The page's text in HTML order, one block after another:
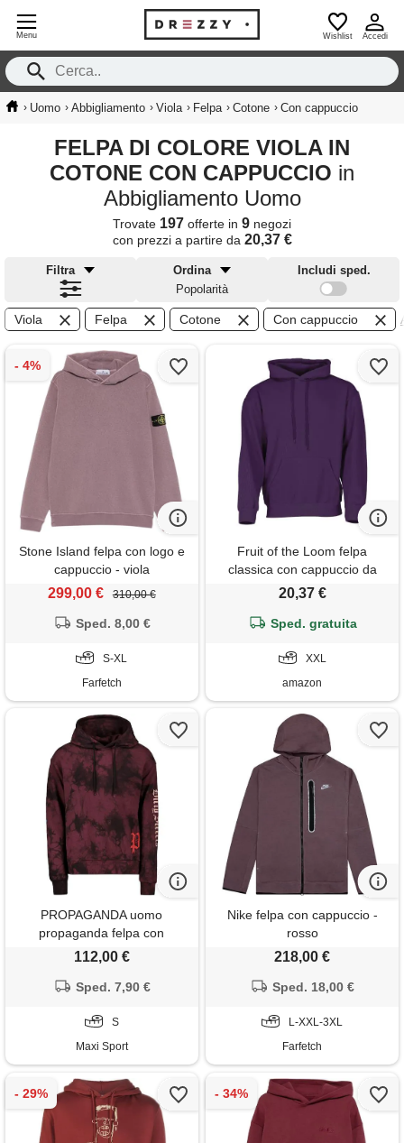
Menu Wishlist Accedi
› Uomo › Abbigliamento › Viola › Felpa › Cotone › Con cappuccio
FELPA DI COLORE VIOLA IN
COTONE CON CAPPUCCIO in
Abbigliamento Uomo
Trovate 197 offerte in 9 negozi
con prezzi a partire da 20,37 €
Filtra
Ordina
Popolarità
Includi sped.
Viola Felpa Cotone Con cappuccio
Stone Island felpa con logo e
cappuccio - viola
299,00 € 310,00 €
Sped. 8,00 €
S-XL
Farfetch
Fruit of the Loom felpa
classica con cappuccio da
uomo, viola, xxl
20,37 €
Sped. gratuita
XXL
amazon
PROPAGANDA uomo
propaganda felpa con
cappuccio gizmo tie dye
112,00 €
Sped. 7,90 €
S
Maxi Sport
Nike felpa con cappuccio -
rosso
218,00 €
Sped. 18,00 €
L-XXL-3XL
Farfetch